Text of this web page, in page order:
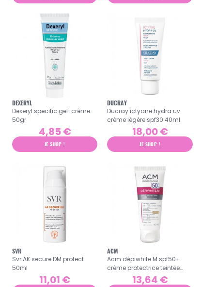
DEXERYL
Dexeryl specific gel-crème
50gr
4,85 €
JE SHOP !
DUCRAY
Ducray ictyane hydra uv
crème légère spf30 40ml
18,00 €
JE SHOP !
SVR
Svr AK secure DM protect
50ml
11,01 €
ACM
Acm dépiwhite M spf50+
crème protectrice teintée
13,64 €